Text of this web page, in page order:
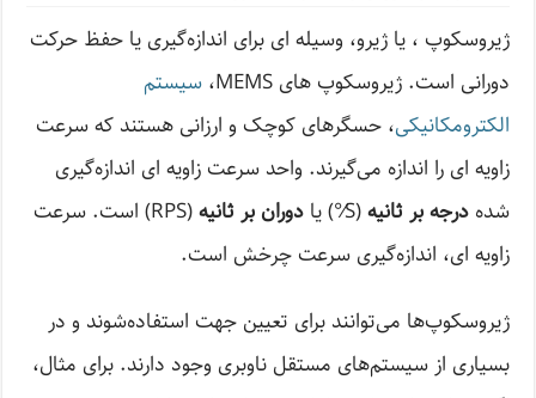
ژیروسکوپ ، یا ژیرو، وسیله ای برای اندازه‌گیری یا حفظ حرکت
دورانی است. ژیروسکوپ های MEMS،
سیستم‌
الکترومکانیکی، حسگرهای کوچک و ارزانی هستند که سرعت
زاویه ای را اندازه می‌گیرند. واحد سرعت زاویه ای اندازه‌گیری
شدهدرجه بر ثانیه(S⁄°) یا دوران بر ثانیه
(RPS) است. سرعت
زاویه ای، اندازه‌گیری سرعت چرخش است.
ژیروسکوپ‌ها می‌توانند برای تعیین جهت استفاده‌شوند و در
بسیاری از سیستم‌های مستقل ناوبری وجود دارند. برای مثال،